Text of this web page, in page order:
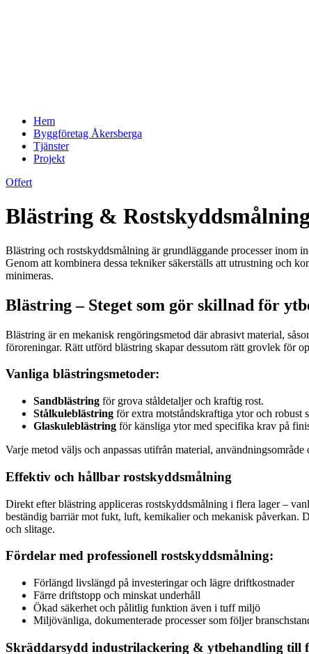
Hem
Byggföretag Åkersberga
Tjänster
Projekt
Offert
Blästring &
Blästring och rostskyddsmålning är grundläggande processer inom
Genom att kombinera dessa tekniker säkerställs att utrustning och
minimeras.
Blästring – Steget som gör skillnad för
Blästring är en mekanisk rengöringsmetod där abrasivt material,
föroreningar. Rätt utförd blästring skapar dessutom rätt grovlek för
Vanliga blästringsmetoder:
Sandblästring för grova ståldetaljer och kraftig rost.
Stålkuleblästring för extra motståndskraftiga ytor och robust
Glaskuleblästring för känsliga ytor med specifika krav på
Varje metod väljs och anpassas utifrån material, användningsområde
Effektiv och hållbar rostskyddsmålning
Direkt efter blästring appliceras rostskyddsmålning i flera lager –
beständig barriär mot fukt, luft, kemikalier och mekanisk påverkan.
och slitage.
Fördelar med professionell rostskyddsmålning:
Förlängd livslängd på investeringar och lägre driftkostnader
Färre driftstopp och minskat underhåll
Ökad säkerhet och pålitlig funktion även i tuff miljö
Miljövänliga, dokumenterade processer som följer
Skräddarsydd industrilackering & ytbehandling till